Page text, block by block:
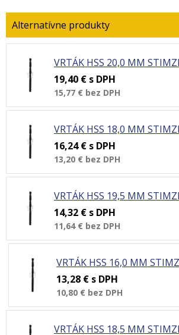
VRTÁK HSS 20,0 MM
19,40 € s DPH
15,77 € bez DPH
VRTÁK HSS 18,0 MM
16,24 € s DPH
13,20 € bez DPH
VRTÁK HSS 19,5 MM
14,32 € s DPH
11,64 € bez DPH
VRTÁK HSS 16,0 MM
13,28 € s DPH
10,80 € bez DPH
VRTÁK HSS 18,5 MM